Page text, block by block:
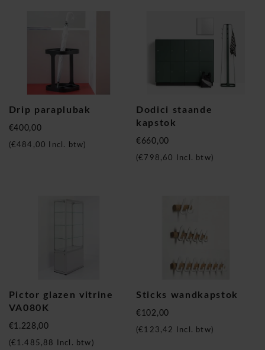
Drip paraplubak
€400,00
€484,00 Incl. btw)
Dodici staande
kapstok
€660,00
(€798,60 Incl. btw)
Pictor glazen vitrine
VA080K
€1.228,00
(€1.485,88 Incl. btw)
Sticks wandkapstok
€102,00
(€123,42 Incl. btw)